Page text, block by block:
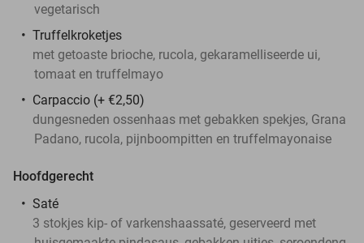
vegetarisch
Truffelkroketjes
met getoaste brioche, rucola, gekaramelliseerde ui,
tomaat en truffelmayo
Carpaccio (+ €2,50)
dungesneden ossenhaas met gebakken spekjes, Grana
Padano, rucola, pijnboompitten en truffelmayonaise
Hoofdgerecht
Saté
3 stokjes kip- of varkenshaassaté, geserveerd met